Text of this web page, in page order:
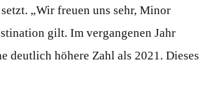
„Wir freuen uns sehr, Minor
gilt. Im vergangenen Jahr
deutlich höhere Zahl als 2021. Dieses